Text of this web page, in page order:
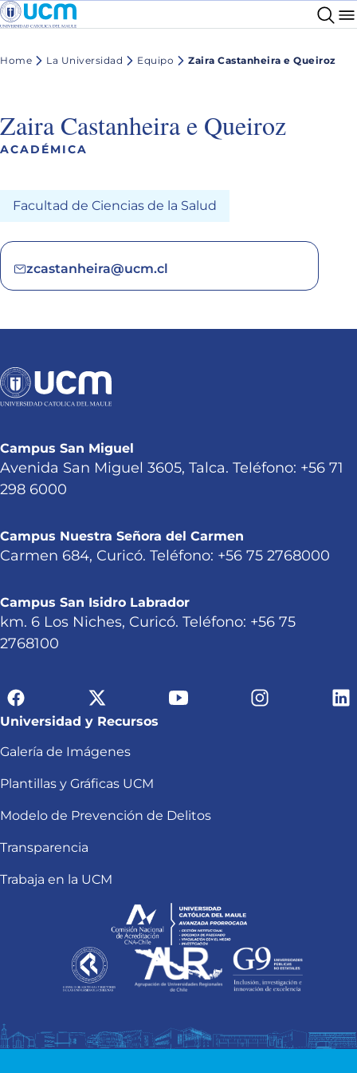
Home La Universidad Equipo Zaira Castanheira e Queiroz
Zaira Castanheira e Queiroz
ACADÉMICA
Facultad de Ciencias de la Salud
zcastanheira@ucm.cl
Campus San Miguel
Avenida San Miguel 3605, Talca. Teléfono: +56 71
298 6000
Campus Nuestra Señora del Carmen
Carmen 684, Curicó. Teléfono: +56 75 2768000
Campus San Isidro Labrador
km. 6 Los Niches, Curicó. Teléfono: +56 75
2768100
Universidad y Recursos
Galería de Imágenes
Plantillas y Gráficas UCM
Modelo de Prevención de Delitos
Transparencia
Trabaja en la UCM